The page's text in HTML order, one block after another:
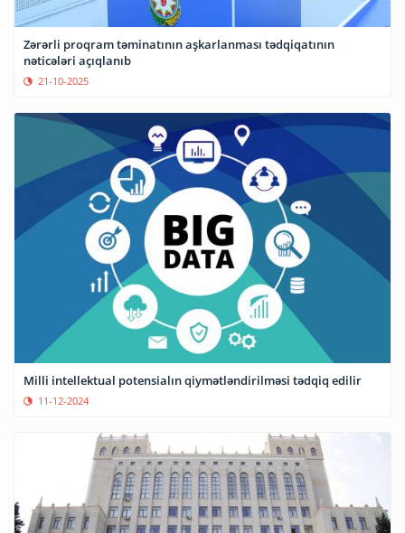
Zərərli proqram təminatının aşkarlanması tədqiqatının
nəticələri açıqlanıb
21-10-2025
Milli intellektual potensialın qiymətləndirilməsi tədqiq edilir
11-12-2024